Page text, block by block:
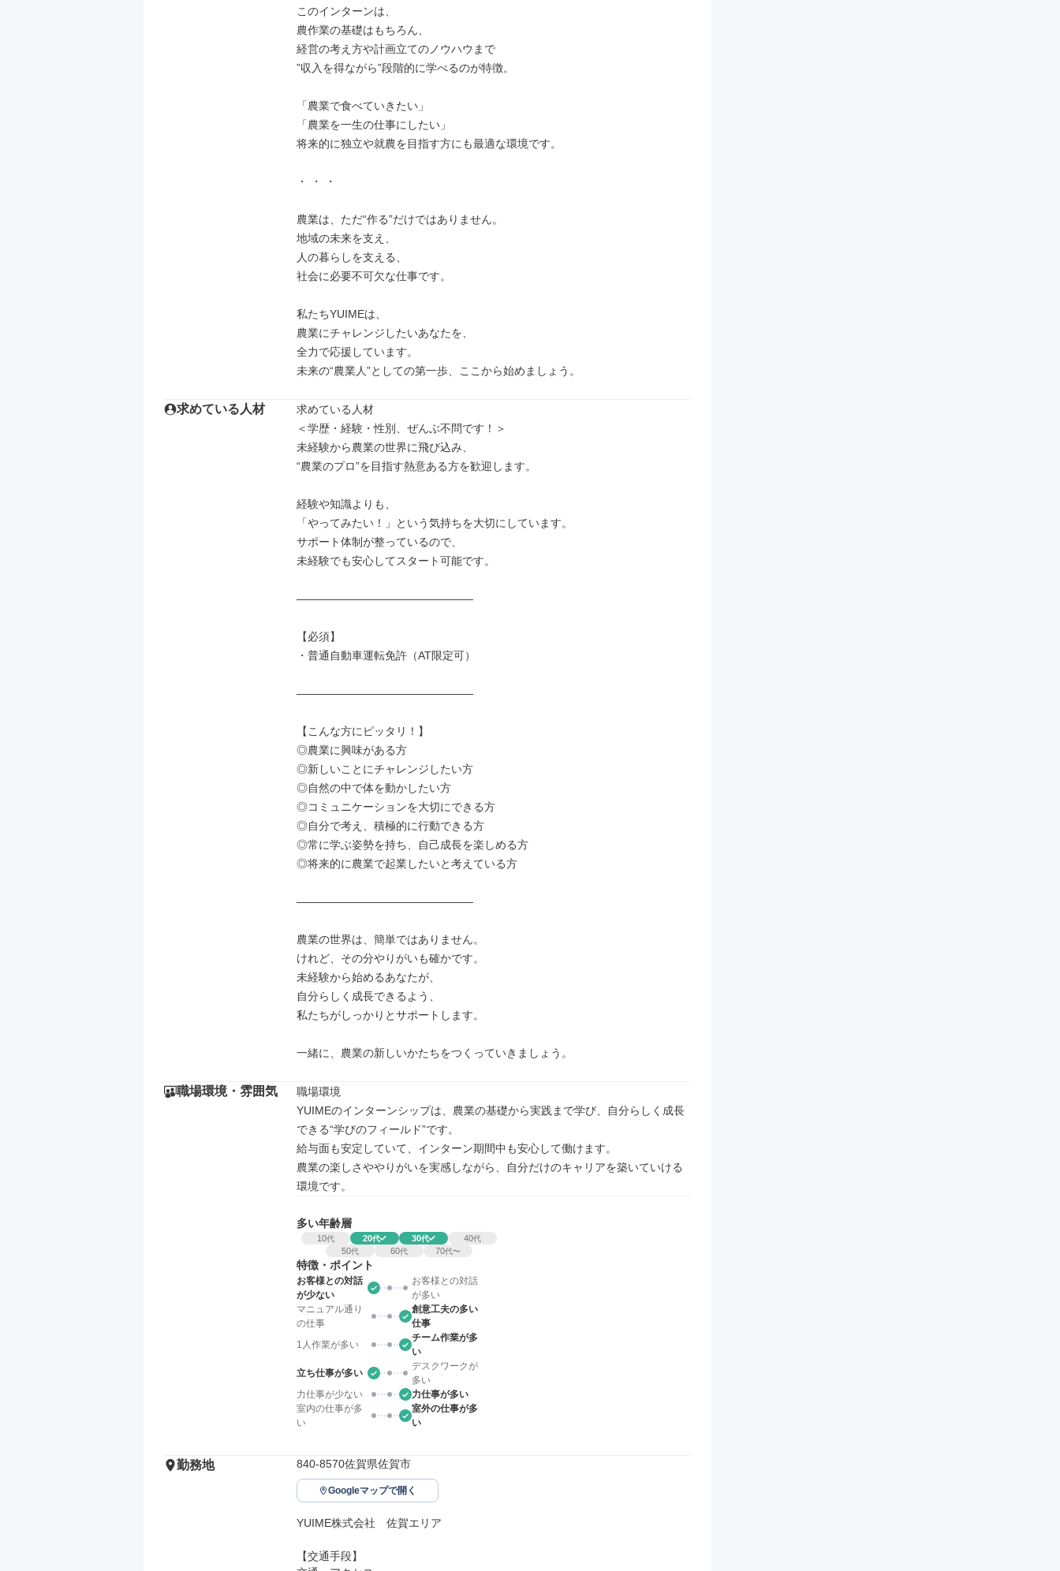
このインターンは、
農作業の基礎はもちろん、
経営の考え方や計画立てのノウハウまで
”収入を得ながら”段階的に学べるのが特徴。
「農業で食べていきたい」
「農業を一生の仕事にしたい」
将来的に独立や就農を目指す方にも最適な環境です。
・ ・ ・
農業は、ただ“作る”だけではありません。
地域の未来を支え、
人の暮らしを支える、
社会に必要不可欠な仕事です。
私たちYUIMEは、
農業にチャレンジしたいあなたを、
全力で応援しています。
未来の“農業人”としての第一歩、ここから始めましょう。
求めている人材
求めている人材
＜学歴・経験・性別、ぜんぶ不問です！＞
未経験から農業の世界に飛び込み、
“農業のプロ”を目指す熱意ある方を歓迎します。
経験や知識よりも、
「やってみたい！」という気持ちを大切にしています。
サポート体制が整っているので、
未経験でも安心してスタート可能です。
――――――――――――――――
【必須】
・普通自動車運転免許（AT限定可）
――――――――――――――――
【こんな方にピッタリ！】
◎農業に興味がある方
◎新しいことにチャレンジしたい方
◎自然の中で体を動かしたい方
◎コミュニケーションを大切にできる方
◎自分で考え、積極的に行動できる方
◎常に学ぶ姿勢を持ち、自己成長を楽しめる方
◎将来的に農業で起業したいと考えている方
――――――――――――――――
農業の世界は、簡単ではありません。
けれど、その分やりがいも確かです。
未経験から始めるあなたが、
自分らしく成長できるよう、
私たちがしっかりとサポートします。
一緒に、農業の新しいかたちをつくっていきましょう。
職場環境・雰囲気
職場環境
YUIMEのインターンシップは、農業の基礎から実践まで学び、自分らしく成長
できる“学びのフィールド”です。
給与面も安定していて、インターン期間中も安心して働けます。
農業の楽しさややりがいを実感しながら、自分だけのキャリアを築いていける
環境です。
多い年齢層
10代 20代 30代 40代
50代 60代 70代〜
特徴・ポイント
お客様との対話
が少ない
お客様との対話
が多い
マニュアル通り
の仕事
創意工夫の多い
仕事
1人作業が多い
チーム作業が多
い
立ち仕事が多い
デスクワークが
多い
力仕事が少ない
力仕事が多い
室内の仕事が多
い
室外の仕事が多
い
勤務地 840-8570佐賀県佐賀市
Googleマップで開く
YUIME株式会社　佐賀エリア
【交通手段】